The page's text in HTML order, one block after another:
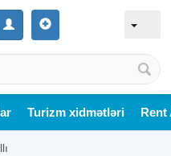
Turizm xidmətləri Rent